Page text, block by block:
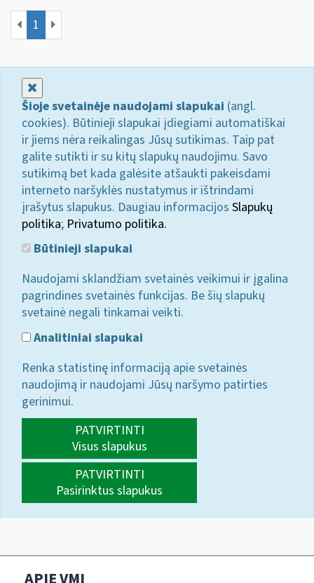
1
Šioje svetainėje naudojami slapukai (angl.
cookies). Būtinieji slapukai įdiegiami automatiškai
ir jiems nėra reikalingas Jūsų sutikimas. Taip pat
galite sutikti ir su kitų slapukų naudojimu. Savo
sutikimą bet kada galėsite atšaukti pakeisdami
interneto naršyklės nustatymus ir ištrindami
įrašytus slapukus. Daugiau informacijos Slapukų
politika; Privatumo politika.
Būtinieji slapukai
Naudojami sklandžiam svetainės veikimui ir įgalina
pagrindines svetainės funkcijas. Be šių slapukų
svetainė negali tinkamai veikti.
Analitiniai slapukai
Renka statistinę informaciją apie svetainės
naudojimą ir naudojami Jūsų naršymo patirties
gerinimui.
PATVIRTINTI
Visus slapukus
PATVIRTINTI
Pasirinktus slapukus